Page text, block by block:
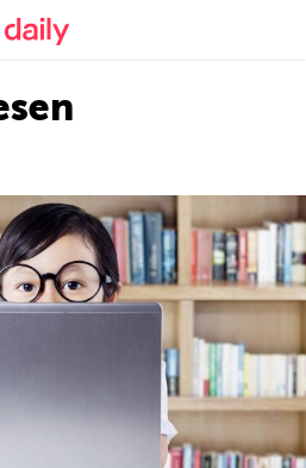
Offizieller Blog von Kaspersky